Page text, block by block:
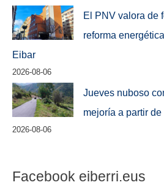
El PNV valora de
reforma
Eibar
2026-08-06
Jueves nuboso
mejoría a partir
2026-08-06
Facebook eiberri.eus